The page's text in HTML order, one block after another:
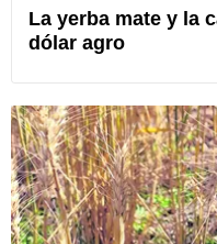
La yerba mate y la
dólar agro